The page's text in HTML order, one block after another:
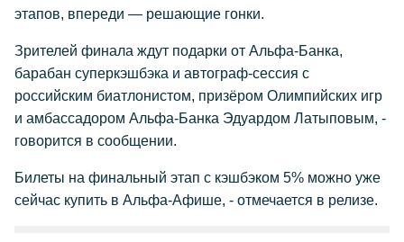
этапов, впереди — решающие гонки.
Зрителей финала ждут подарки от Альфа-Банка,
барабан суперкэшбэка и автограф-сессия с
российским биатлонистом, призёром Олимпийских игр
и амбассадором Альфа-Банка Эдуардом Латыповым, -
говорится в сообщении.
Билеты на финальный этап с кэшбэком 5% можно уже
сейчас купить в Альфа-Афише, - отмечается в релизе.